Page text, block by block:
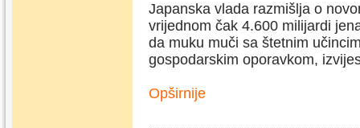
Japanska vlada razmišlja o
vrijednom čak 4.600 milijardi
da muku muči sa štetnim
gospodarskim oporavkom,
Opširnije